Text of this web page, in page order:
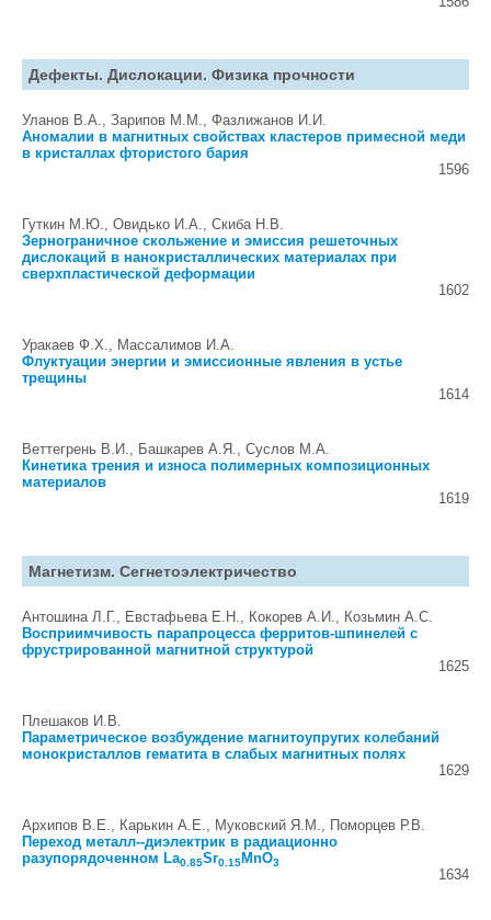
Дефекты. Дислокации. Физика прочности
Уланов В.А., Зарипов М.М., Фазлижанов И.И.
Аномалии в магнитных свойствах кластеров примесной меди
в кристаллах фтористого бария
1596
Гуткин М.Ю., Овидько И.А., Скиба Н.В.
Зернограничное скольжение и эмиссия решеточных
дислокаций в нанокристаллических материалах при
сверхпластической деформации
1602
Уракаев Ф.Х., Массалимов И.А.
Флуктуации энергии и эмиссионные явления в устье
трещины
1614
Веттегрень В.И., Башкарев А.Я., Суслов М.А.
Кинетика трения и износа полимерных композиционных
материалов
1619
Магнетизм. Сегнетоэлектричество
Антошина Л.Г., Евстафьева Е.Н., Кокорев А.И., Козьмин А.С.
Восприимчивость парапроцесса ферритов-шпинелей с
фрустрированной магнитной структурой
1625
Плешаков И.В.
Параметрическое возбуждение магнитоупругих колебаний
монокристаллов гематита в слабых магнитных полях
1629
Архипов В.Е., Карькин А.Е., Муковский Я.М., Поморцев Р.В.
Переход металл--диэлектрик в радиационно
разупорядоченном La0.85Sr0.15MnO3
1634